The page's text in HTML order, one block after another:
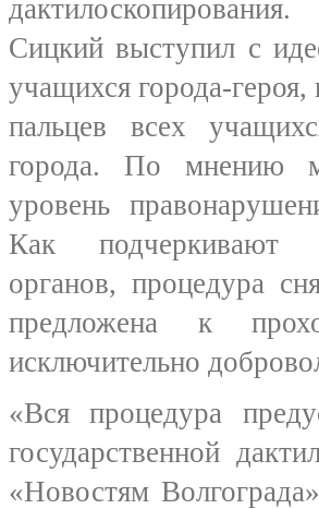
Сицкий выступил с
учащихся города-героя,
пальцев всех
города. По мнению
уровень
Как подчеркивают
органов, процедура
предложена к
исключительно
«Вся процедура
государственной
«Новостям